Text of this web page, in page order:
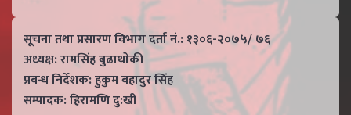
सूचना तथा प्रसारण विभाग दर्ता नं.: १३०६-२०७५/ ७६
अध्यक्ष: रामसिंह बुढाथाेकी
प्रबन्ध निर्देशक: हुकुम बहादुर सिंह
सम्पादक: हिरामणि दु:खी